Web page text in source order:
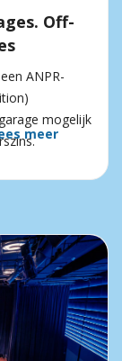
Off-
ANPR-
mogelijk
meer